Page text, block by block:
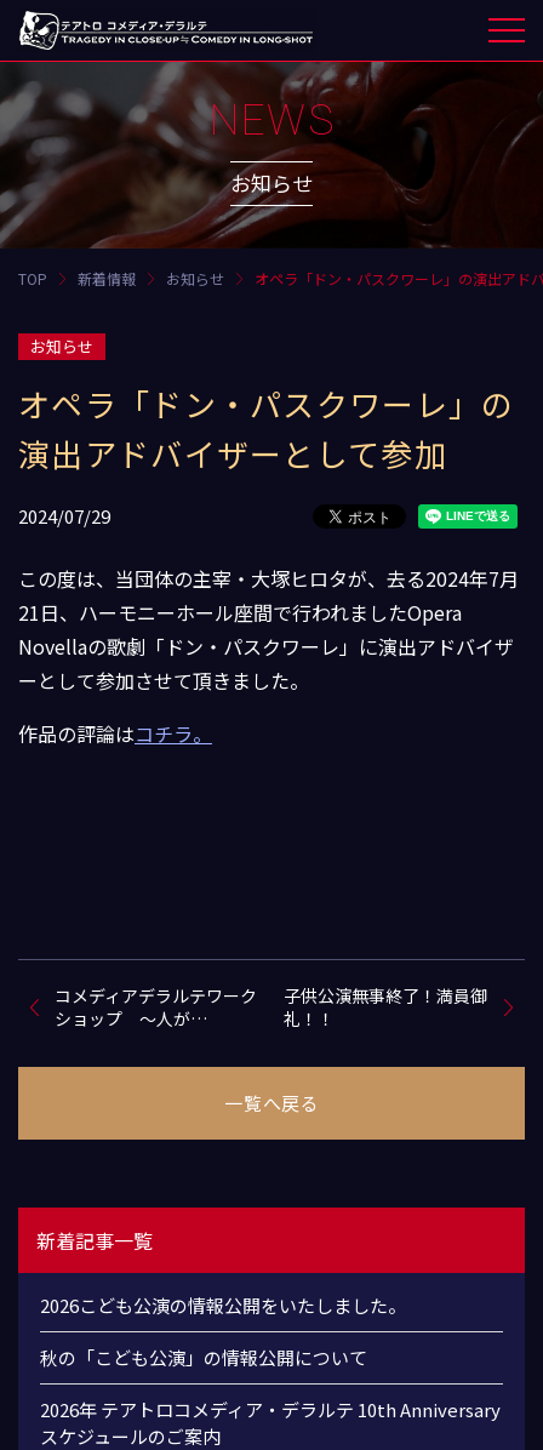
NEWS
お知らせ
TOP 新着情報 お知らせ オペラ「ドン・パスクワーレ」の演出アド
お知らせ
オペラ「ドン・パスクワーレ」の
演出アドバイザーとして参加
2024/07/29
この度は、当団体の主宰・大塚ヒロタが、去る2024年7月
21日、ハーモニーホール座間で行われましたOpera
Novellaの歌劇「ドン・パスクワーレ」に演出アドバイザ
ーとして参加させて頂きました。
作品の評論はコチラ。
コメディアデラルテワーク
ショップ ～人が…
子供公演無事終了！満員御
礼！！
一覧へ戻る
新着記事一覧
2026こども公演の情報公開をいたしました。
秋の「こども公演」の情報公開について
2026年 テアトロコメディア・デラルテ 10th Anniversary
スケジュールのご案内